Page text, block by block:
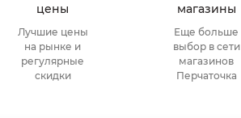
цены
Лучшие цены
на рынке и
регулярные
скидки
магазины
Еще больше
выбор в сети
магазинов
Перчаточка